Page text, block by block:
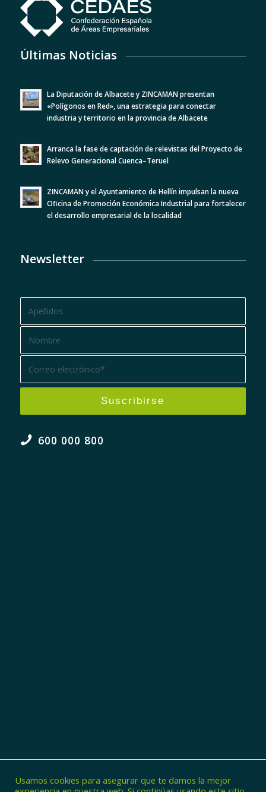
Últimas Noticias
La Diputación de Albacete y ZINCAMAN presentan
«Polígonos en Red», una estrategia para conectar
industria y territorio en la provincia de Albacete
Arranca la fase de captación de relevistas del Proyecto de
Relevo Generacional Cuenca–Teruel
ZINCAMAN y el Ayuntamiento de Hellín impulsan la nueva
Oficina de Promoción Económica Industrial para fortalecer
el desarrollo empresarial de la localidad
Newsletter
600 000 800
Usamos cookies para asegurar que te damos la mejor